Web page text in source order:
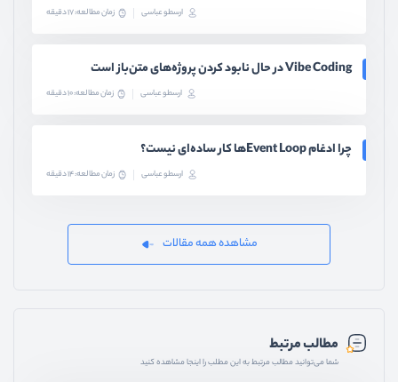
ارسطو عباسی زمان مطالعه: 17 دقیقه
Vibe Coding در حال نابود کردن پروژه‌های متن‌باز است
ارسطو عباسی زمان مطالعه: 10 دقیقه
چرا ادغام Event Loopها کار ساده‌ای نیست؟
ارسطو عباسی زمان مطالعه: 14 دقیقه
مشاهده همه مقالات
مطالب مرتبط
شما می‌توانید مطالب مرتبط به این مطلب را اینجا مشاهده کنید